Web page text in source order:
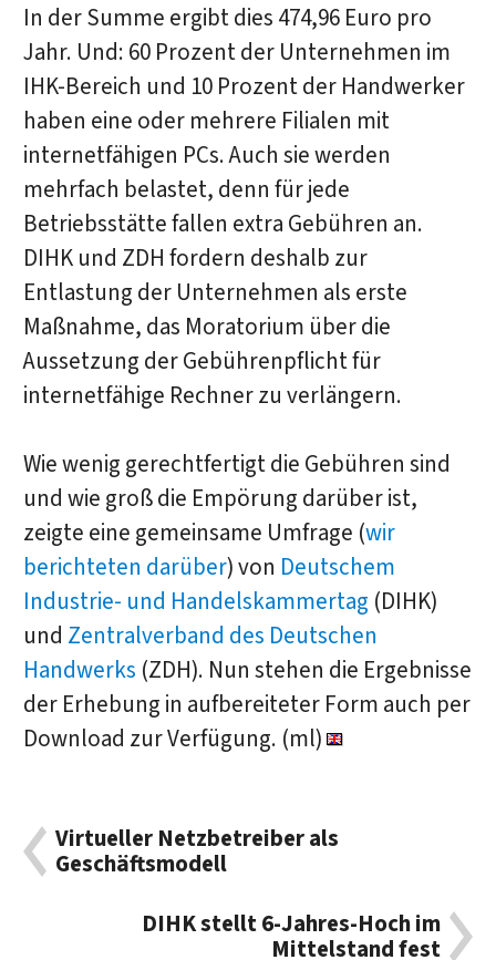
In der Summe ergibt dies 474,96 Euro pro
Jahr. Und: 60 Prozent der Unternehmen im
IHK-Bereich und 10 Prozent der Handwerker
haben eine oder mehrere Filialen mit
internetfähigen PCs. Auch sie werden
mehrfach belastet, denn für jede
Betriebsstätte fallen extra Gebühren an.
DIHK und ZDH fordern deshalb zur
Entlastung der Unternehmen als erste
Maßnahme, das Moratorium über die
Aussetzung der Gebührenpflicht für
internetfähige Rechner zu verlängern.
Wie wenig gerechtfertigt die Gebühren sind
und wie groß die Empörung darüber ist,
zeigte eine gemeinsame Umfrage (wir
berichteten darüber) von Deutschem
Industrie- und Handelskammertag (DIHK)
und Zentralverband des Deutschen
Handwerks (ZDH). Nun stehen die Ergebnisse
der Erhebung in aufbereiteter Form auch per
Download zur Verfügung. (ml)
Virtueller Netzbetreiber als
Geschäftsmodell
DIHK stellt 6-Jahres-Hoch im
Mittelstand fest